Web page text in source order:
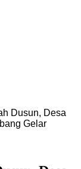
Dusun, Desa
Gelar